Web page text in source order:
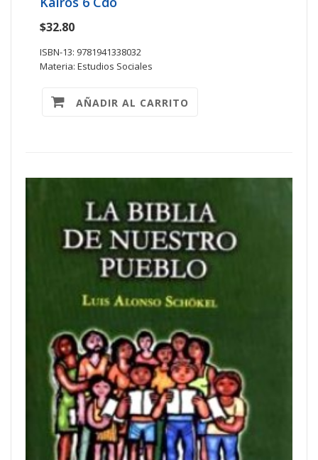
$32.80
ISBN-13: 9781941338032
Materia: Estudios Sociales
AÑADIR AL CARRITO